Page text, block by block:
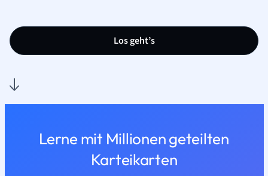
Los geht’s
Lerne mit Millionen geteilten
Karteikarten